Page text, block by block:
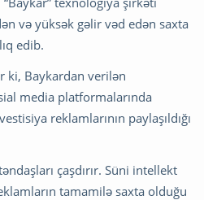
və yüksək gəlir vəd edən saxta
edib.
ki, Baykardan verilən
media platformalarında
reklamlarının paylaşıldığı
çaşdırır. Süni intellekt
tamamilə saxta olduğu